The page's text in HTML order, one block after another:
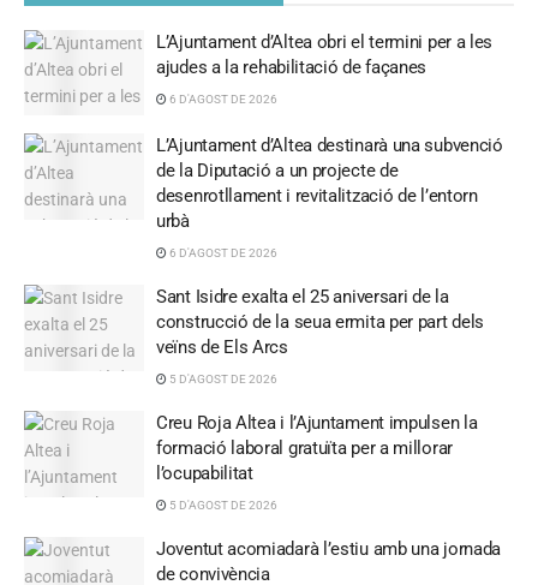
L’Ajuntament d’Altea obri el termini per a les
ajudes a la rehabilitació de façanes
6 D'AGOST DE 2026
L’Ajuntament d’Altea destinarà una subvenció
de la Diputació a un projecte de
desenrotllament i revitalització de l’entorn
urbà
6 D'AGOST DE 2026
Sant Isidre exalta el 25 aniversari de la
construcció de la seua ermita per part dels
veïns de Els Arcs
5 D'AGOST DE 2026
Creu Roja Altea i l’Ajuntament impulsen la
formació laboral gratuïta per a millorar
l’ocupabilitat
5 D'AGOST DE 2026
Joventut acomiadarà l’estiu amb una jornada
de convivència